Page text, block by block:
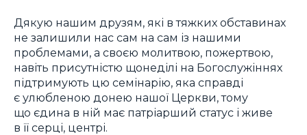
Дякую нашим друзям, які в тяжких обставинах
не залишили нас сам на сам із нашими
проблемами, а своєю молитвою, пожертвою,
навіть присутністю щонеділі на Богослужіннях
підтримують цю семінарію, яка справді
є улюбленою донею нашої Церкви, тому
що єдина в ній має патріарший статус і живе
в її серці, центрі.